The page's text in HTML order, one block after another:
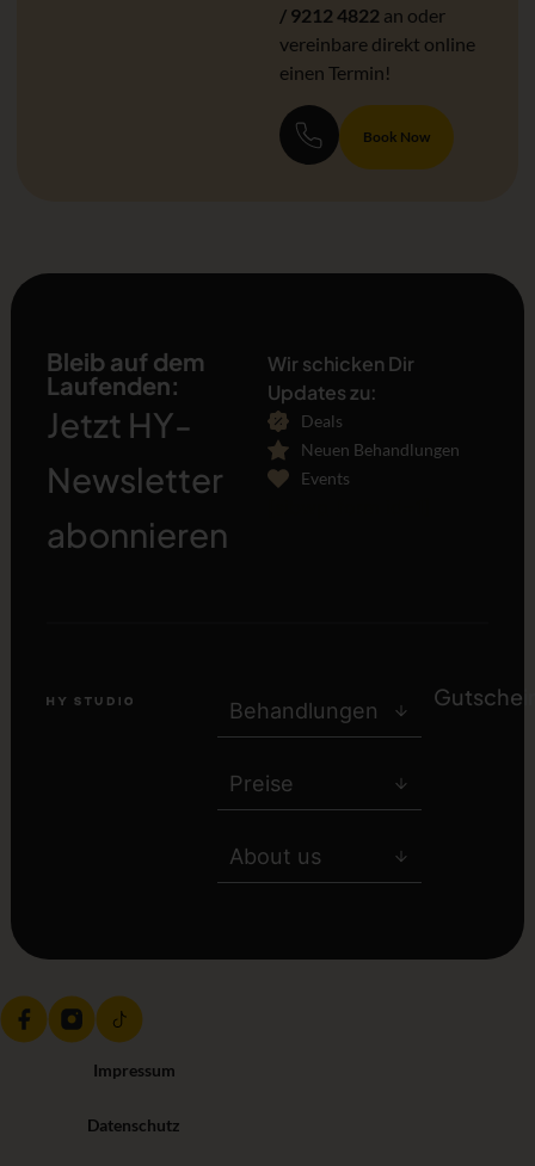
/ 9212 4822 an oder
vereinbare direkt online
einen Termin!
Book Now
Bleib auf dem
Laufenden:
Jetzt HY-
Newsletter
abonnieren
Wir schicken Dir
Updates zu:
Deals
Neuen Behandlungen
Events
Behandlungen
Preise
About us
Impressum
Datenschutz